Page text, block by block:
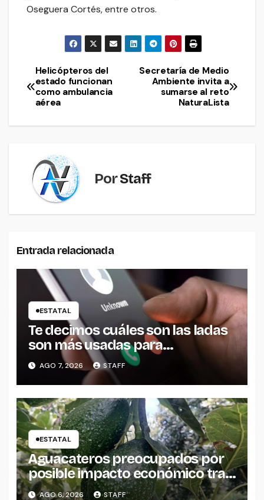
Oseguera Cortés, entre otros.
Navegación
de
entradas
Secretaría de Medio
Ambiente invita a
sumarse al reto
NaturaLista
Helicópteros del
estado funcionan
como ambulancia
aérea
PorStaff
Entrada relacionada
ESTATAL
Te decimos cuáles son las ladas
son más usadas para
extorsionar en Michoacán
AGO 7, 2026 STAFF
ESTATAL
Aguacateros preocupados por
posible impacto económico tras
alerta de Estados Unidos
AGO 6, 2026 STAFF